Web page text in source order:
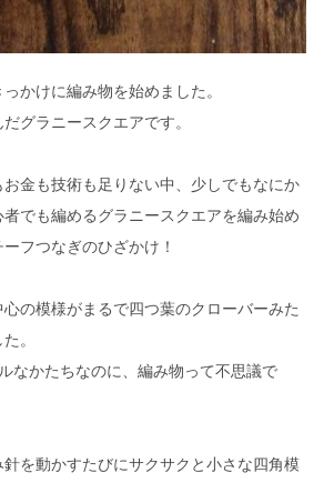
かけに編み物を始めました。
グラニースクエアです。
金も技術も足りない中、少しでもなにか
でも編めるグラニースクエアを編み始め
フつなぎのひざかけ！
の模様がまるで四つ葉のクローバーみた
。
なかたちなのに、編み物って不思議で
を動かすたびにサクサクと小さな四角模